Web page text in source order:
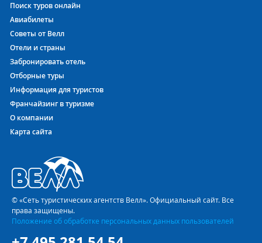
Поиск туров онлайн
Авиабилеты
Советы от Велл
Отели и страны
Забронировать отель
Отборные туры
Информация для туристов
Франчайзинг в туризме
О компании
Карта сайта
© «Сеть туристических агентств Велл». Официальный сайт. Все
права защищены.
Положение об обработке персональных данных пользователей